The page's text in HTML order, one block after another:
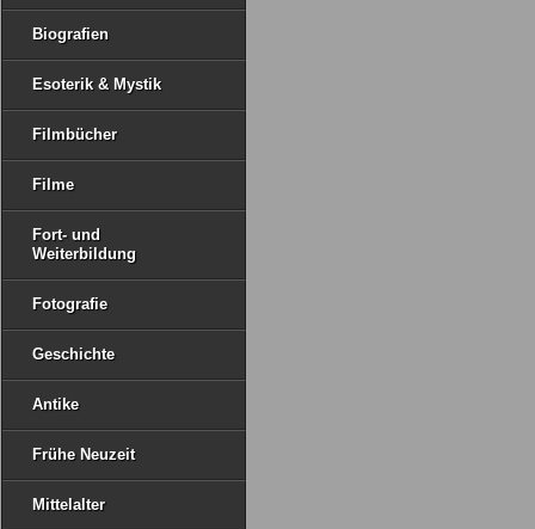
Biografien
Esoterik & Mystik
Filmbücher
Filme
Fort- und
Weiterbildung
Fotografie
Geschichte
Antike
Frühe Neuzeit
Mittelalter